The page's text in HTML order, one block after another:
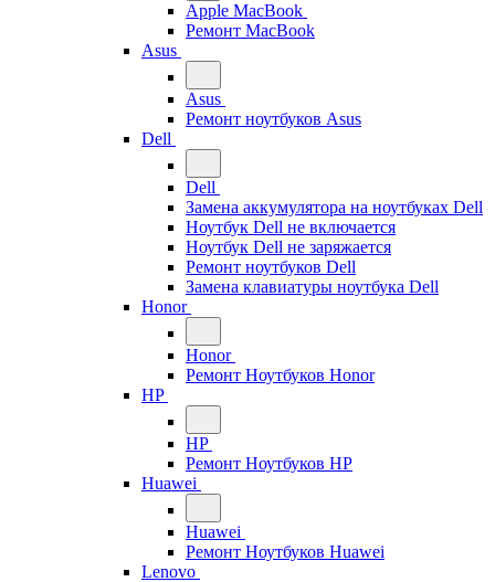
Apple MacBook
Ремонт MacBook
Asus
Asus
Ремонт ноутбуков Asus
Dell
Dell
Замена аккумулятора на ноутбуках Dell
Ноутбук Dell не включается
Ноутбук Dell не заряжается
Ремонт ноутбуков Dell
Замена клавиатуры ноутбука Dell
Honor
Honor
Ремонт Ноутбуков Honor
HP
HP
Ремонт Ноутбуков HP
Huawei
Huawei
Ремонт Ноутбуков Huawei
Lenovo